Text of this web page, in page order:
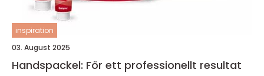
inspiration
03. August 2025
Handspackel: För ett professionellt resultat